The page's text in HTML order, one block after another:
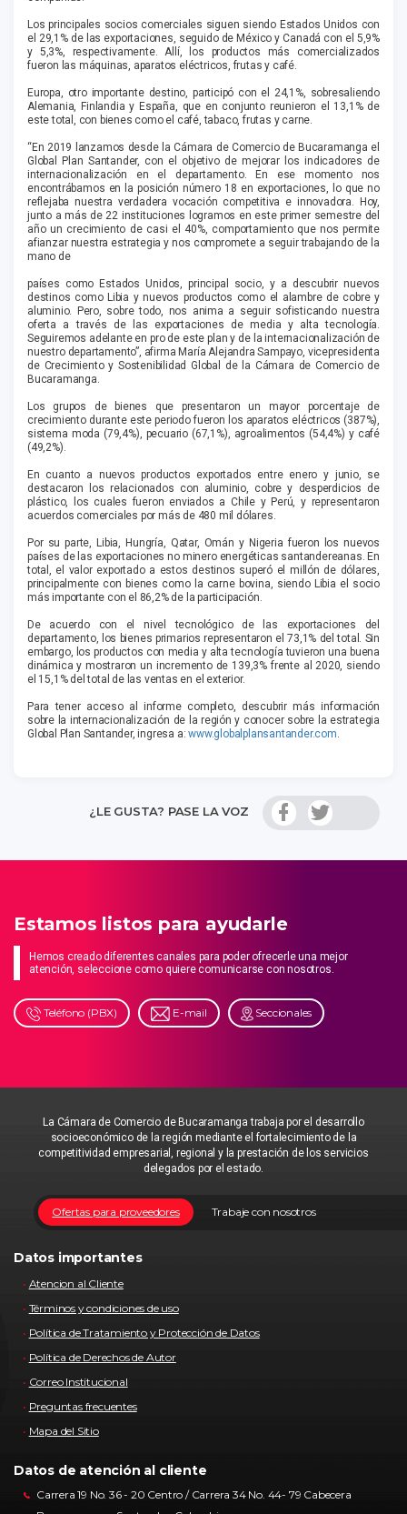
Los principales socios comerciales siguen siendo Estados Unidos con
el 29,1% de las exportaciones, seguido de México y Canadá con el 5,9%
y 5,3%, respectivamente. Allí, los productos más comercializados
fueron las máquinas, aparatos eléctricos, frutas y café.
Europa, otro importante destino, participó con el 24,1%, sobresaliendo
Alemania, Finlandia y España, que en conjunto reunieron el 13,1% de
este total, con bienes como el café, tabaco, frutas y carne.
“En 2019 lanzamos desde la Cámara de Comercio de Bucaramanga el
Global Plan Santander, con el objetivo de mejorar los indicadores de
internacionalización en el departamento. En ese momento nos
encontrábamos en la posición número 18 en exportaciones, lo que no
reflejaba nuestra verdadera vocación competitiva e innovadora. Hoy,
junto a más de 22 instituciones logramos en este primer semestre del
año un crecimiento de casi el 40%, comportamiento que nos permite
afianzar nuestra estrategia y nos compromete a seguir trabajando de la
mano de
países como Estados Unidos, principal socio, y a descubrir nuevos
destinos como Libia y nuevos productos como el alambre de cobre y
aluminio. Pero, sobre todo, nos anima a seguir sofisticando nuestra
oferta a través de las exportaciones de media y alta tecnología.
Seguiremos adelante en pro de este plan y de la internacionalización de
nuestro departamento”, afirma María Alejandra Sampayo, vicepresidenta
de Crecimiento y Sostenibilidad Global de la Cámara de Comercio de
Bucaramanga.
Los grupos de bienes que presentaron un mayor porcentaje de
crecimiento durante este periodo fueron los aparatos eléctricos (387%),
sistema moda (79,4%), pecuario (67,1%), agroalimentos (54,4%) y café
(49,2%).
En cuanto a nuevos productos exportados entre enero y junio, se
destacaron los relacionados con aluminio, cobre y desperdicios de
plástico, los cuales fueron enviados a Chile y Perú, y representaron
acuerdos comerciales por más de 480 mil dólares.
Por su parte, Libia, Hungría, Qatar, Omán y Nigeria fueron los nuevos
países de las exportaciones no minero energéticas santandereanas. En
total, el valor exportado a estos destinos superó el millón de dólares,
principalmente con bienes como la carne bovina, siendo Libia el socio
más importante con el 86,2% de la participación.
De acuerdo con el nivel tecnológico de las exportaciones del
departamento, los bienes primarios representaron el 73,1% del total. Sin
embargo, los productos con media y alta tecnología tuvieron una buena
dinámica y mostraron un incremento de 139,3% frente al 2020, siendo
el 15,1% del total de las ventas en el exterior.
Para tener acceso al informe completo, descubrir más información
sobre la internacionalización de la región y conocer sobre la estrategia
Global Plan Santander, ingresa a:www.globalplansantander.com.
¿LE GUSTA? PASE LA VOZ
Estamos listos para ayudarle
Hemos creado diferentes canales para poder ofrecerle una mejor
atención, seleccione como quiere comunicarse con nosotros.
Teléfono (PBX) E-mail Seccionales
La Cámara de Comercio de Bucaramanga trabaja por el desarrollo
socioeconómico de la región mediante el fortalecimiento de la
competitividad empresarial, regional y la prestación de los servicios
delegados por el estado.
Trabaje con nosotros
Ofertas para proveedores
Datos importantes
Atencion al Cliente
Términos y condiciones de uso
Política de Tratamiento y Protección de Datos
Política de Derechos de Autor
Correo Institucional
Preguntas frecuentes
Mapa del Sitio
Datos de atención al cliente
Carrera 19 No. 36 - 20 Centro / Carrera 34 No. 44- 79 Cabecera